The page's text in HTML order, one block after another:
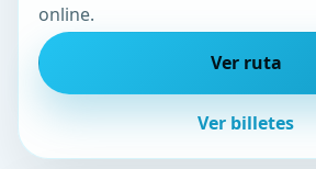
online.
Ver ruta
Ver billetes